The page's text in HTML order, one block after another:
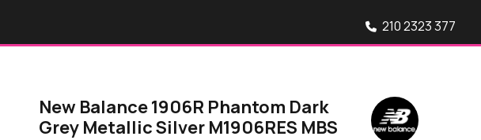
210 2323 377
New Balance 1906R Phantom Dark
Grey Metallic Silver M1906RES MBS